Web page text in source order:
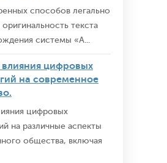
способов легально
текста
системы «А...
цифровых
на современное
цифровых
на различные аспекты
общества, включая